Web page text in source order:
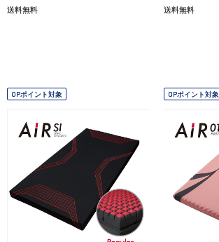
送料無料 送料無料
OPポイント対象 OPポイント対象